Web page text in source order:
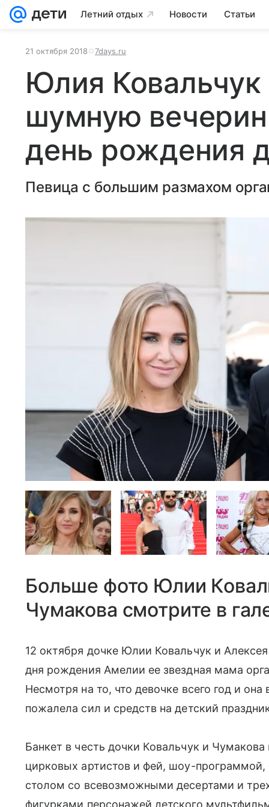
Летний отдых Новости Статьи
21 октября 2018 7days.ru
Юлия Ковальчук
шумную
день рождения
Певица с большим размахом
Больше фото Юлии
Чумакова смотрите в
12 октября дочке Юлии Ковальчук и
дня рождения Амелии ее звездная мама
Несмотря на то, что девочке всего год и
пожалела сил и средств на детский
Банкет в честь дочки Ковальчук и
цирковых артистов и фей, шоу-
столом со всевозможными десертами и
фигурками персонажей детского